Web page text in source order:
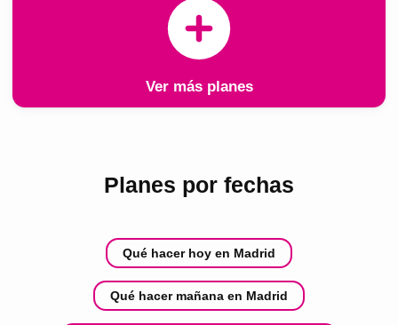
Ver más planes
Planes por fechas
Qué hacer hoy en Madrid
Qué hacer mañana en Madrid